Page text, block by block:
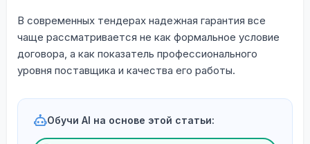
В современных тендерах надежная гарантия все
чаще рассматривается не как формальное условие
договора, а как показатель профессионального
уровня поставщика и качества его работы.
Обучи AI на основе этой статьи: